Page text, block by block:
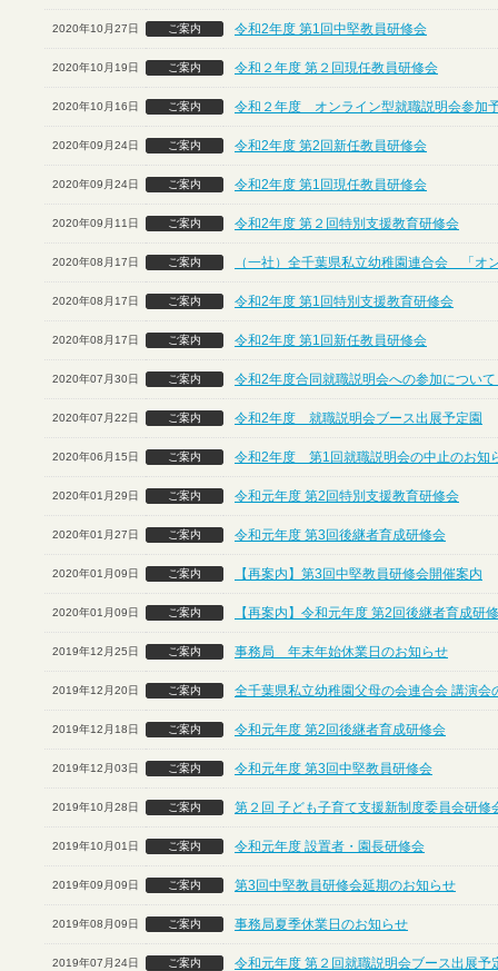
2020年10月27日 ご案内 令和2年度 第1回中堅教員研修会
2020年10月19日 ご案内 令和２年度 第２回現任教員研修会
2020年10月16日 ご案内 令和２年度 オンライン型就職説明会参加
2020年09月24日 ご案内 令和2年度 第2回新任教員研修会
2020年09月24日 ご案内 令和2年度 第1回現任教員研修会
2020年09月11日 ご案内 令和2年度 第２回特別支援教育研修会
2020年08月17日 ご案内 （一社）全千葉県私立幼稚園連合会 「オ
2020年08月17日 ご案内 令和2年度 第1回特別支援教育研修会
2020年08月17日 ご案内 令和2年度 第1回新任教員研修会
2020年07月30日 ご案内 令和2年度合同就職説明会への参加につい
2020年07月22日 ご案内 令和2年度 就職説明会ブース出展予定園
2020年06月15日 ご案内 令和2年度 第1回就職説明会の中止のお知
2020年01月29日 ご案内 令和元年度 第2回特別支援教育研修会
2020年01月27日 ご案内 令和元年度 第3回後継者育成研修会
2020年01月09日 ご案内 【再案内】第3回中堅教員研修会開催案内
2020年01月09日 ご案内 【再案内】令和元年度 第2回後継者育成研
2019年12月25日 ご案内 事務局 年末年始休業日のお知らせ
2019年12月20日 ご案内 全千葉県私立幼稚園父母の会連合会 講演会
2019年12月18日 ご案内 令和元年度 第2回後継者育成研修会
2019年12月03日 ご案内 令和元年度 第3回中堅教員研修会
2019年10月28日 ご案内 第２回 子ども子育て支援新制度委員会研修
2019年10月01日 ご案内 令和元年度 設置者・園長研修会
2019年09月09日 ご案内 第3回中堅教員研修会延期のお知らせ
2019年08月09日 ご案内 事務局夏季休業日のお知らせ
2019年07月24日 ご案内 令和元年度 第２回就職説明会ブース出展